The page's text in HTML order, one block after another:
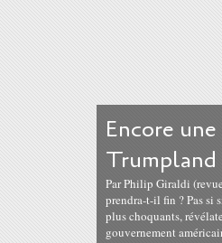
Encore
Trumpland
Par Philip Giraldi
prendra-t-il fin ? Pas si
plus choquants,
gouvernement